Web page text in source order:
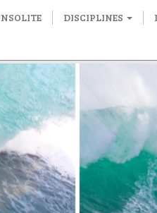
DISCIPLINES